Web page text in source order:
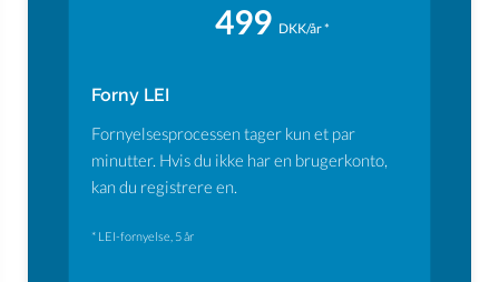
499 DKK/år *
Forny LEI
Fornyelsesprocessen tager kun et par
minutter. Hvis du ikke har en brugerkonto,
kan du registrere en.
* LEI-fornyelse, 5 år